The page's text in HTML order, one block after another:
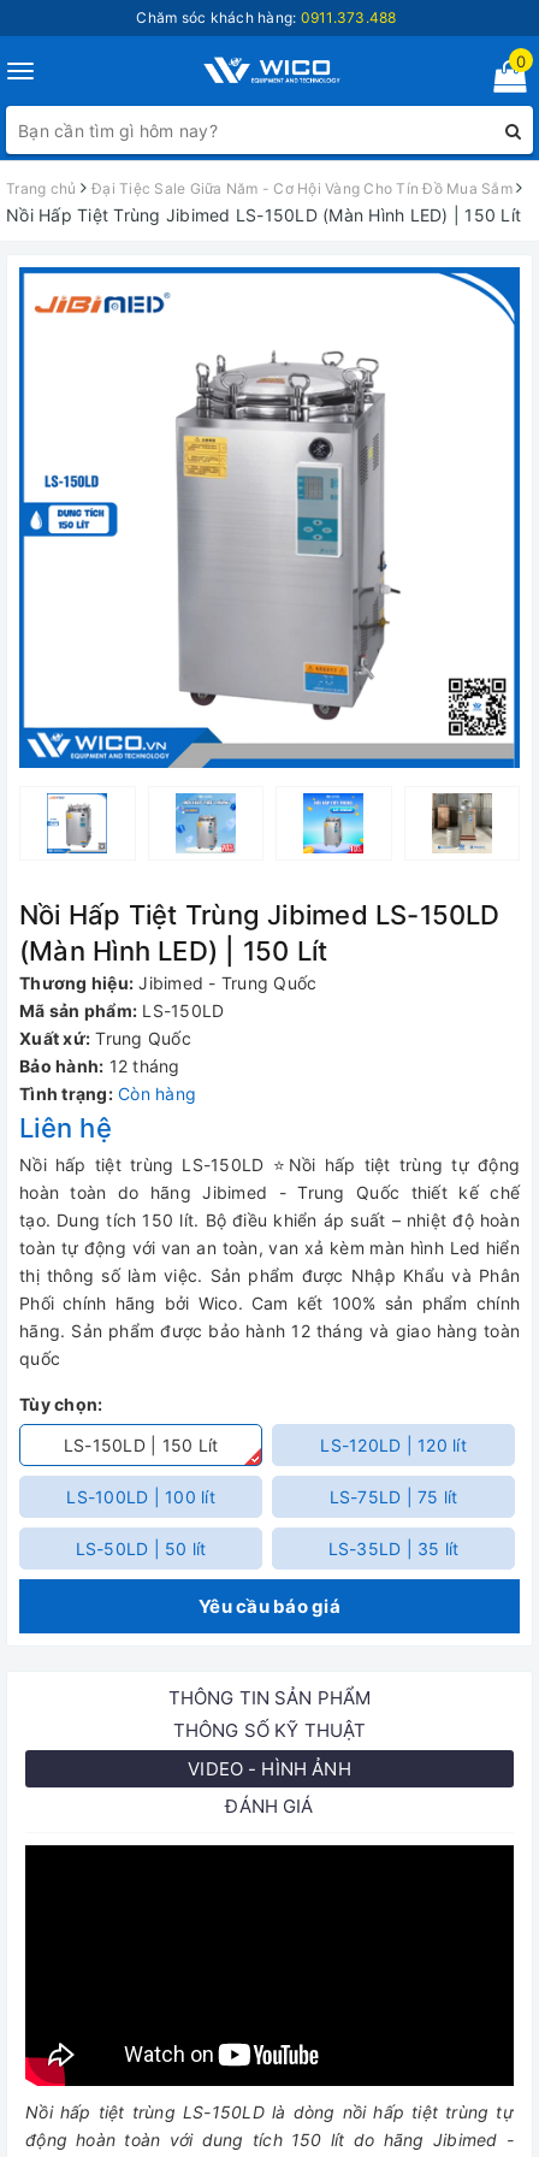
Chăm sóc khách hàng: 0911.373.488
Toggle
navigation
0
Trang chủ Đại Tiệc Sale Giữa Năm - Cơ Hội Vàng Cho Tín Đồ Mua Sắm
Nồi Hấp Tiệt Trùng Jibimed LS-150LD (Màn Hình LED) | 150 Lít
Nồi Hấp Tiệt Trùng Jibimed LS-150LD
(Màn Hình LED) | 150 Lít
Thương hiệu: Jibimed - Trung Quốc
Mã sản phẩm: LS-150LD
Xuất xứ: Trung Quốc
Bảo hành: 12 tháng
Tình trạng: Còn hàng
Liên hệ
Nồi hấp tiệt trùng LS-150LD ⭐Nồi hấp tiệt trùng tự động
hoàn toàn do hãng Jibimed - Trung Quốc thiết kế chế
tạo. Dung tích 150 lít. Bộ điều khiển áp suất – nhiệt độ hoàn
toàn tự động với van an toàn, van xả kèm màn hình Led hiển
thị thông số làm việc. Sản phẩm được Nhập Khẩu và Phân
Phối chính hãng bởi Wico. Cam kết 100% sản phẩm chính
hãng. Sản phẩm được bảo hành 12 tháng và giao hàng toàn
quốc
Tùy chọn:
LS-150LD | 150 Lít
LS-120LD | 120 lít
LS-100LD | 100 lít LS-75LD | 75 lít
LS-50LD | 50 lít LS-35LD | 35 lít
Yêu cầu báo giá
THÔNG TIN SẢN PHẨM
THÔNG SỐ KỸ THUẬT
VIDEO - HÌNH ẢNH
ĐÁNH GIÁ
Nồi hấp tiệt trùng LS-150LD là dòng nồi hấp tiệt trùng tự
động hoàn toàn với dung tích 150 lít do hãng Jibimed -